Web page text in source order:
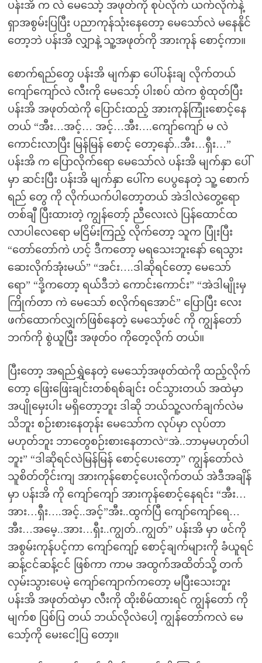
ပန်းအိ က လဲ မေသော့် အဖုတ်ကို စုပ်လိုက် ယက်လိုက်နဲ့
ရှာအစွမ်းပြပြီး ပညာကုန်သုံးနေတော့ မေသော်လဲ မနေနိုင်
တော့ဘဲ ပန်းအိ လျှာနဲ့ သူ့အဖုတ်ကို အားကုန် စောင့်ကာ။
စောက်ရည်တွေ ပန်းအိ မျက်နှာ ပေါ်ပန်းချ လိုက်တယ်
ကျော်ကျော်လဲ လီးကို မေသော့် ပါးစပ် ထဲက စွဲထုတ်ပြီး
ပန်းအိ အဖုတ်ထဲကို ပြောင်းထည့် အားကုန်ကြုံးစောင့်နေ
တယ် “အီး…အင့်… အင့်…အီး….ကျော်ကျော် မ လဲ
ကောင်းလာပြီး မြန်မြန် စောင့် တော့နော်..အီး…ရှီး…”
ပန်းအိ က ပြောလိုက်ရော မေသော်လဲ ပန်းအိ မျက်နှာ ပေါ်
မှာ ဆင်းပြီး ပန်းအိ မျက်နှာ ပေါ်က ပေပွနေတဲ့ သူ့ စောက်
ရည် တွေ ကို လိုက်ယက်ပါတော့တယ် အဲဒါလဲတွေ့ရော
တစ်ချီ ပြီးထားတဲ့ ကျွန်တော့် ညီလေးလဲ ပြန်ထောင်ထ
လာပါလေရော မငြိမ်းကြည့် လိုက်တော့ သူက ပြုံးပြီး
“တော်တော်ကဲ ဟင့် ဒီကတော့ မရသေးဘူးနော် ရေသွား
ဆေးလိုက်အုံးမယ်” “အင်း….ဒါဆိုရင်တော့ မေသော်
ရော” “ဒို့ကတော့ ရယ်ဒီဘဲ ကောင်းကောင်း” “အဲဒါမျိုးမှ
ကြိုက်တာ ကဲ မေသော် စလိုက်ရအောင်” ပြောပြီး လေး
ဖက်ထောက်လျှက်ဖြစ်နေတဲ့ မေသော့်ဖင် ကို ကျွန်တော်
ဘက်ကို စွဲယူပြီး အဖုတ်၀ ကိုတေ့လိုက် တယ်။
ပြီးတော့ အရည်ရွှဲနေတဲ့ မေသော့်အဖုတ်ထဲကို ထည့်လိုက်
တော့ ဖြေးဖြေးချင်းတစ်ရစ်ချင်း ဝင်သွားတယ် အထဲမှာ
အပျိုမှေးပါး မရှိတော့ဘူး ဒါဆို ဘယ်သူ့လက်ချက်လဲမ
သိဘူး စဉ်းစားနေတုန်း မေသော်က လုပ်မှာ လုပ်တာ
မဟုတ်ဘူး ဘာတွေစဉ်းစားနေတာလဲ“အဲ..ဘာမှမဟုတ်ပါ
ဘူး” “ဒါဆိုရင်လဲမြန်မြန် စောင့်ပေးတော့” ကျွန်တော်လဲ
သူစိတ်တိုင်းကျ အားကုန်စောင့်ပေးလိုက်တယ် အဲဒီအချိန်
မှာ ပန်းအိ ကို ကျော်ကျော် အားကုန်စောင့်နေရင်း “အီး…
အား…ရှီး….အင့်..အင့်”အီး..ထွက်ပြီ ကျော်ကျော်ရေ…
အီး…အမေ့..အား…ရှီး..ကျွတ်..ကျွတ်” ပန်းအိ မှာ ဖင်ကို
အစွမ်းကုန်ပင့်ကာ ကျော်ကျော့် စောင့်ချက်များကို ခံယူရင်
ဆန့်ငင်ဆန့်ငင် ဖြစ်ကာ ကာမ အထွက်အထိတ်သို့ တက်
လှမ်းသွားပေမဲ့ ကျော်ကျောက်ကတော့ မပြီးသေးဘူး
ပန်းအိ အဖုတ်ထဲမှာ လီးကို ထိုးစိမ်ထားရင် ကျွန်တော် ကို
မျက်စ ပြစ်ပြ တယ် ဘယ်လိုလဲပေါ့ ကျွန်တော်ကလဲ မေ
သော့်ကို မေးငေါ့ပြ တော့။